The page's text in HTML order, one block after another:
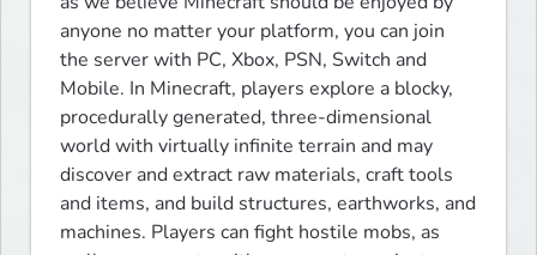
anyone no matter your platform, you can join
the server with PC, Xbox, PSN, Switch and
Mobile. In Minecraft, players explore a blocky,
procedurally generated, three-dimensional
world with virtually infinite terrain and may
discover and extract raw materials, craft tools
and items, and build structures, earthworks, and
machines. Players can fight hostile mobs, as